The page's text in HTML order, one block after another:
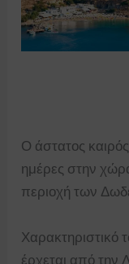
Ο άστατος καιρός
ημέρες στην
περιοχή των
Χαρακτηριστικό
έρχεται από την